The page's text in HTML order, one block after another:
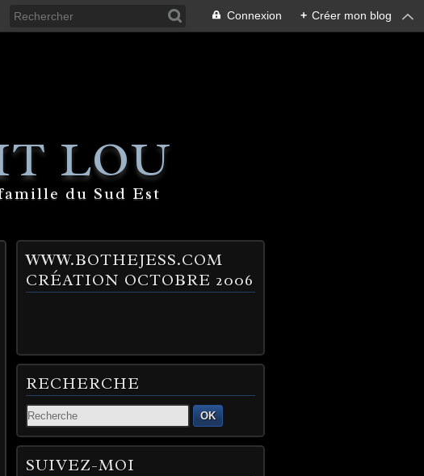
Connexion + Créer mon blog
LOU
du Sud Est
WWW.BOTHEJESS.COM
CRÉATION OCTOBRE 2006
RECHERCHE
OK
SUIVEZ-MOI